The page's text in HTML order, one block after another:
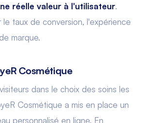
réelle valeur à l'utilisateur.
le taux de conversion, l'expérience
marque.
Cosmétique
dans le choix des soins les
Cosmétique a mis en place un
personnalisé en ligne. En